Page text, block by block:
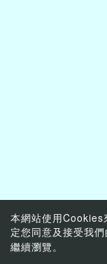
本網站使用Cookies
定您同意及接受我們
繼續瀏覽。